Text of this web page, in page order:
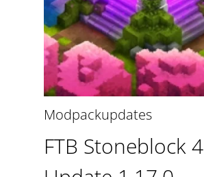
Modpackupdates
FTB Stoneblock 4